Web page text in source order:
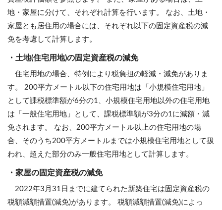
地・家屋に分けて、それぞれ計算を行います。 なお、土地・
家屋とも居住用の場合には、それぞれ以下の固定資産税の減
免を考慮して計算します。
・土地(住宅用地)の固定資産税の減免
住宅用地の場合、特例により税負担の軽減・減免がありま
す。 200平方メートル以下の住宅用地は「小規模住宅用地」
として課税標準額が6分の1、小規模住宅用地以外の住宅用地
は「一般住宅用地」として、課税標準額が3分の1に減額・減
免されます。 なお、200平方メートル以上の住宅用地の場
合、そのうち200平方メートルまでは小規模住宅用地として扱
われ、超えた部分のみ一般住宅用地として計算します。
・家屋の固定資産税の減免
2022年3月31日までに建てられた新築住宅は固定資産税の
税額減額措置(減免)があります。 税額減額措置(減免)によっ